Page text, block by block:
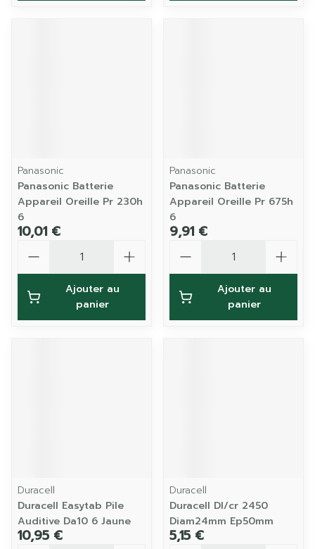
Panasonic
Panasonic Batterie
Appareil Oreille Pr 230h
6
10,01 €
Ajouter au
panier
Panasonic
Panasonic Batterie
Appareil Oreille Pr 675h
6
9,91 €
Ajouter au
panier
Duracell
Duracell Easytab Pile
Auditive Da10 6 Jaune
10,95 €
Duracell
Duracell Dl/cr 2450
Diam24mm Ep50mm
5,15 €